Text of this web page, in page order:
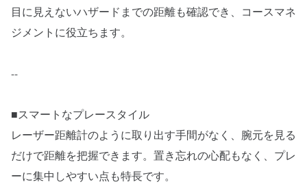
目に見えないハザードまでの距離も確認でき、コースマネ
ジメントに役立ちます。
--
■スマートなプレースタイル
レーザー距離計のように取り出す手間がなく、腕元を見る
だけで距離を把握できます。置き忘れの心配もなく、プレ
ーに集中しやすい点も特長です。